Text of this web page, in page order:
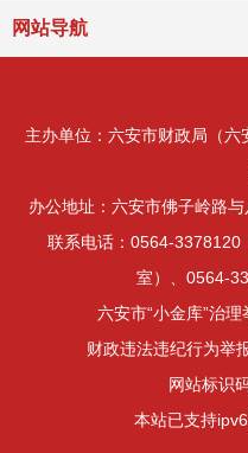
网站导航
主办单位：六安市财政局（
办公地址：六安市佛子岭路
联系电话：0564-3378120
室）、0564-
六安市“小金库”治
财政违法违纪行为举
网站标识
本站已支持